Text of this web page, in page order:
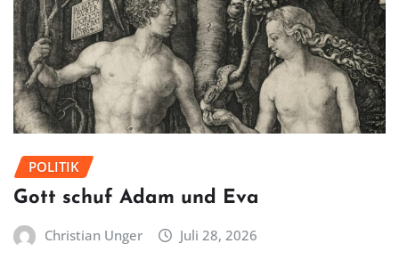
POLITIK
Gott schuf Adam und Eva
Christian Unger Juli 28, 2026